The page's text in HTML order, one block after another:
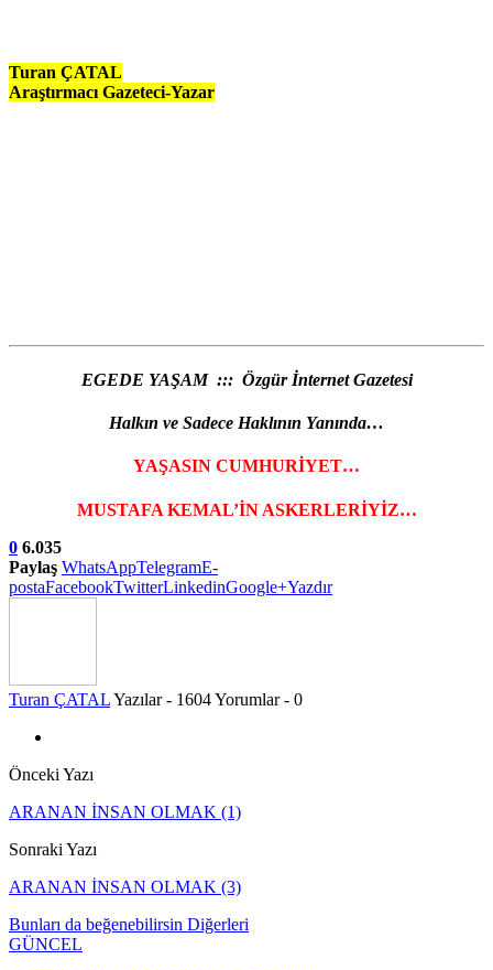
Turan ÇATAL
Araştırmacı Gazeteci-Yazar
EGEDE YAŞAM ::: Özgür İnternet Gazetesi
Halkın ve Sadece Haklının Yanında…
YAŞASIN CUMHURİYET…
MUSTAFA KEMAL’İN ASKERLERİYİZ…
0 6.035
Paylaş WhatsAppTelegramE-
postaFacebookTwitterLinkedinGoogle+Yazdır
Turan ÇATALYazılar - 1604Yorumlar - 0
Önceki Yazı
ARANAN İNSAN OLMAK (1)
Sonraki Yazı
ARANAN İNSAN OLMAK (3)
Bunları da beğenebilirsin Diğerleri
GÜNCEL